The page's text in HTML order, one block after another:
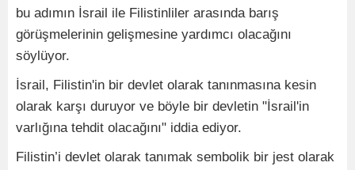
bu adımın İsrail ile Filistinliler arasında barış
görüşmelerinin gelişmesine yardımcı olacağını
söylüyor.
İsrail, Filistin'in bir devlet olarak tanınmasına kesin
olarak karşı duruyor ve böyle bir devletin "İsrail'in
varlığına tehdit olacağını" iddia ediyor.
Filistin’i devlet olarak tanımak sembolik bir jest olarak